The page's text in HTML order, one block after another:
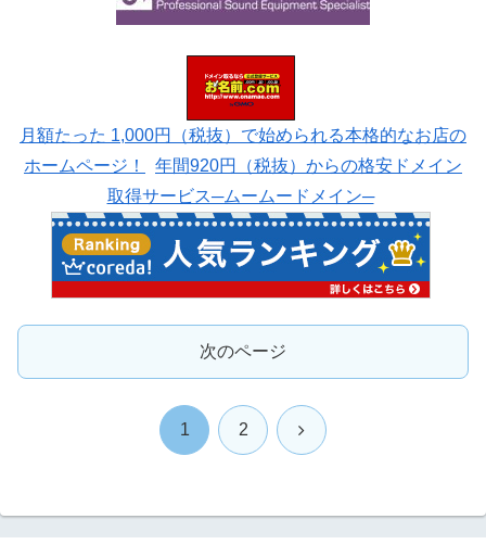
月額たった 1,000円（税抜）で始められる本格的なお店の
ホームページ！
年間920円（税抜）からの格安ドメイン
取得サービス─ムームードメイン─
次のページ
1 2 次